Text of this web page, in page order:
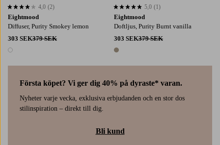
Eightmood
Diffuser, Purity Smokey lemon
303 SEK379 SEK
1 färg
4,0 baserat på 2 st betyg
4,0 (2)
Eightmood
Doftljus, Purity Burnt vanilla
303 SEK379 SEK
1 färg
5,0 baserat på 1 st betyg
5,0 (1)
Första köpet? Vi ger dig 40% på dyraste* varan.
Nyheter varje vecka, exklusiva erbjudanden och en stor dos
stilinspiration – direkt till dig.
Bli kund